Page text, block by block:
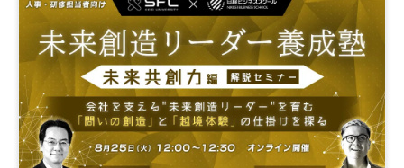
日経社会イノベーションフォーラム 参加無料